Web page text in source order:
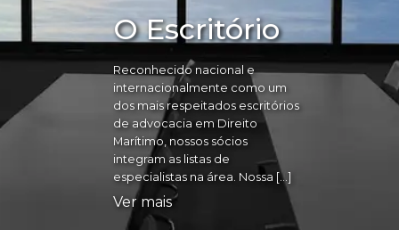
O Escritório
Reconhecido nacional e
internacionalmente como um
dos mais respeitados escritórios
de advocacia em Direito
Marítimo, nossos sócios
integram as listas de
especialistas na área. Nossa […]
Ver mais